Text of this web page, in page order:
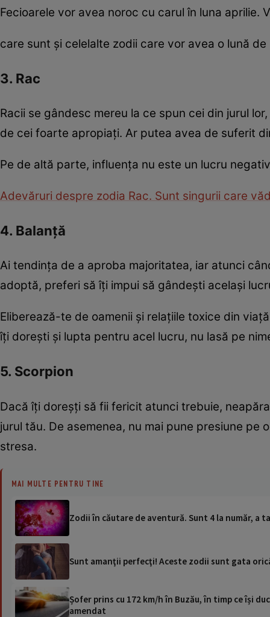
Fecioarele vor avea noroc cu carul în luna aprilie.
care sunt şi celelalte zodii care vor avea o lună
3. Rac
Racii se gândesc mereu la ce spun cei din jurul
de cei foarte apropiaţi. Ar putea avea de suferit
Pe de altă parte, influenţa nu este un lucru
Adevăruri despre zodia Rac. Sunt singurii care
4. Balanţă
Ai tendinţa de a aproba majoritatea, iar atunci
adoptă, preferi să îţi impui să gândeşti acelaşi
Eliberează-te de oamenii şi relaţiile toxice din
îţi doreşti şi lupta pentru acel lucru, nu lasă pe
5. Scorpion
Dacă îţi doreşţi să fii fericit atunci trebuie,
jurul tău. De asemenea, nu mai pune presiune pe
stresa.
MAI MULTE PENTRU TINE
Zodii în căutare de aventură. Sunt 4 la număr, a
Sunt amanţii perfecţi! Aceste zodii sunt gata
Șofer prins cu 172 km/h în Buzău, în timp ce își
amendat